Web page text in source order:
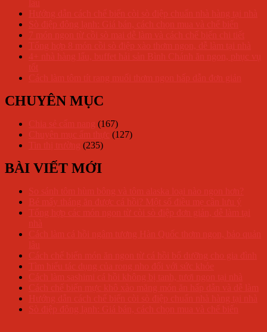
CHUYÊN MỤC
(167)
(127)
(235)
BÀI VIẾT MỚI